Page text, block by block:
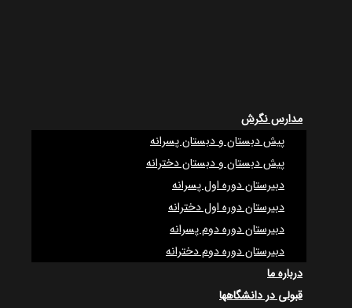
مدارس نگرش
پیش دبستان و دبستان پسرانه
پیش دبستان و دبستان دخترانه
دبیرستان دوره اول پسرانه
دبیرستان دوره اول دخترانه
دبیرستان دوره دوم پسرانه
دبیرستان دوره دوم دخترانه
درباره ما
قبولی در دانشگاهها